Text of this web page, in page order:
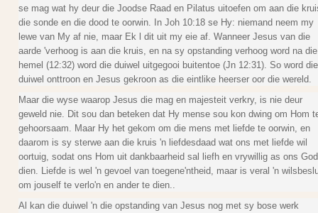
se mag wat hy deur die Joodse Raad en Pilatus uitoefen om aan die
die sonde en die dood te oorwin. In Joh 10:18 se Hy: niemand neem my
lewe van My af nie, maar Ek l dit uit my eie af. Wanneer Jesus van die
aarde 'verhoog is aan die kruis, en na sy opstanding verhoog word na die
hemel (12:32) word die duiwel uitgegooi buitentoe (Jn 12:31). So word die
duiwel onttroon en Jesus gekroon as die eintlike heerser oor die wereld.
Maar die wyse waarop Jesus die mag en majesteit verkry, is nie deur
geweld nie. Dit sou dan beteken dat Hy mense sou kon dwing om Hom
gehoorsaam. Maar Hy het gekom om die mens met liefde te oorwin, en
daarom is sy sterwe aan die kruis 'n liefdesdaad wat ons met liefde wil
oortuig, sodat ons Hom uit dankbaarheid sal liefh en vrywillig as ons
dien. Liefde is wel 'n gevoel van toegene'ntheid, maar is veral 'n
om jouself te verlo'n en ander te dien..
Al kan die duiwel 'n die opstanding van Jesus nog met sy bose werk